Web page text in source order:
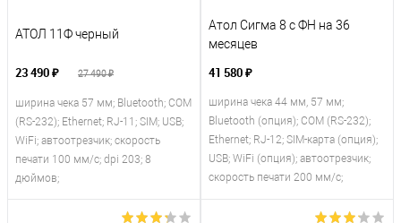
АТОЛ 11Ф черный
23 490 ₽ 27 490 ₽
ширина чека 57 мм; Bluetooth; COM
(RS-232); Ethernet; RJ-11; SIM; USB;
WiFi; автоотрезчик; скорость
печати 100 мм/с; dpi 203; 8
дюймов;
Атол Сигма 8 с ФН на 36
месяцев
41 580 ₽
ширина чека 44 мм, 57 мм;
Bluetooth (опция); COM (RS-232);
Ethernet; RJ-12; SIM-карта (опция);
USB; WiFi (опция); автоотрезчик;
скорость печати 200 мм/с;